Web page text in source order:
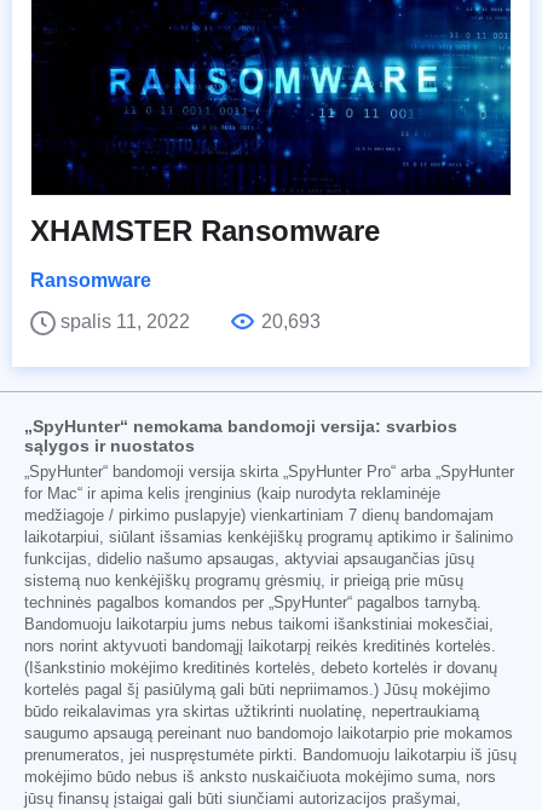
XHAMSTER Ransomware
Ransomware
spalis 11, 2022
20,693
„SpyHunter“ nemokama bandomoji versija: svarbios
sąlygos ir nuostatos
„SpyHunter“ bandomoji versija skirta „SpyHunter Pro“ arba „SpyHunter
for Mac“ ir apima kelis įrenginius (kaip nurodyta reklaminėje
medžiagoje / pirkimo puslapyje) vienkartiniam 7 dienų bandomajam
laikotarpiui, siūlant išsamias kenkėjiškų programų aptikimo ir šalinimo
funkcijas, didelio našumo apsaugas, aktyviai apsaugančias jūsų
sistemą nuo kenkėjiškų programų grėsmių, ir prieigą prie mūsų
techninės pagalbos komandos per „SpyHunter“ pagalbos tarnybą.
Bandomuoju laikotarpiu jums nebus taikomi išankstiniai mokesčiai,
nors norint aktyvuoti bandomąjį laikotarpį reikės kreditinės kortelės.
(Išankstinio mokėjimo kreditinės kortelės, debeto kortelės ir dovanų
kortelės pagal šį pasiūlymą gali būti nepriimamos.) Jūsų mokėjimo
būdo reikalavimas yra skirtas užtikrinti nuolatinę, nepertraukiamą
saugumo apsaugą pereinant nuo bandomojo laikotarpio prie mokamos
prenumeratos, jei nuspręstumėte pirkti. Bandomuoju laikotarpiu iš jūsų
mokėjimo būdo nebus iš anksto nuskaičiuota mokėjimo suma, nors
jūsų finansų įstaigai gali būti siunčiami autorizacijos prašymai,